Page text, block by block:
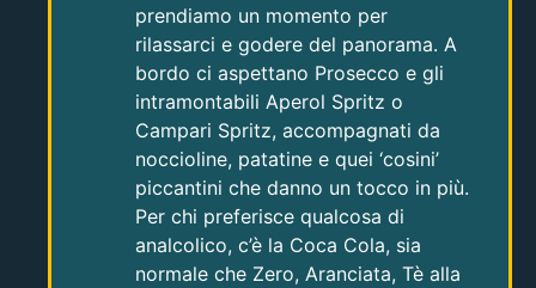
prendiamo un momento per
rilassarci e godere del panorama. A
bordo ci aspettano Prosecco e gli
intramontabili Aperol Spritz o
Campari Spritz, accompagnati da
noccioline, patatine e quei ‘cosini’
piccantini che danno un tocco in più.
Per chi preferisce qualcosa di
analcolico, c’è la Coca Cola, sia
normale che Zero, Aranciata, Tè alla